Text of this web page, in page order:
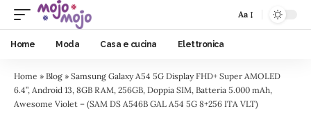
Aa
Home Moda Casa e cucina Elettronica
Home » Blog » Samsung Galaxy A54 5G Display FHD+ Super AMOLED
6.4”, Android 13, 8GB RAM, 256GB, Doppia SIM, Batteria 5.000 mAh,
Awesome Violet – (SAM DS A546B GAL A54 5G 8+256 ITA VLT)